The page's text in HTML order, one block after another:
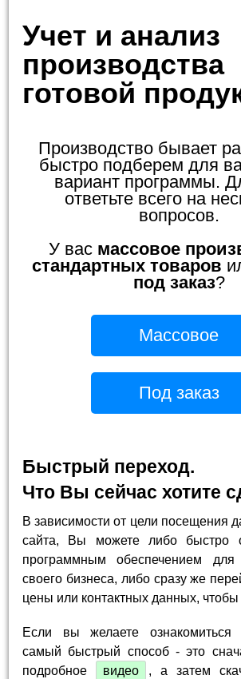
Учет и анализ
производства
готовой
Производство бывает
быстро подберем для
вариант программы.
ответьте всего на
вопросов.
У вас массовое
стандартных товаров
под заказ?
Массовое
Под заказ
Быстрый переход.
Что Вы сейчас хотите
В зависимости от цели посещения
сайта, Вы можете либо быстро
программным обеспечением для
своего бизнеса, либо сразу же
цены или контактных данных, чтобы
Если вы желаете ознакомиться
самый быстрый способ - это
подробное
видео
, а затем